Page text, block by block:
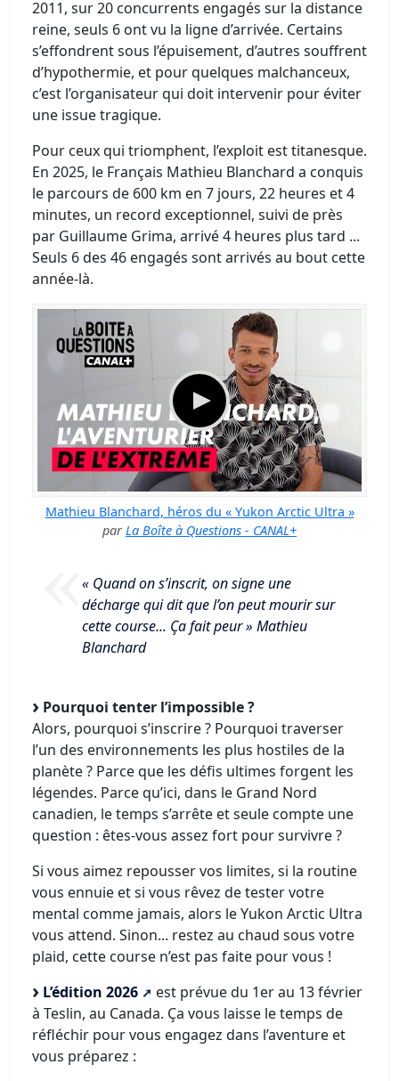
2011, sur 20 concurrents engagés sur la distance
reine, seuls 6 ont vu la ligne d’arrivée. Certains
s’effondrent sous l’épuisement, d’autres souffrent
d’hypothermie, et pour quelques malchanceux,
c’est l’organisateur qui doit intervenir pour éviter
une issue tragique.
Pour ceux qui triomphent, l’exploit est titanesque.
En 2025, le Français Mathieu Blanchard a conquis
le parcours de 600 km en 7 jours, 22 heures et 4
minutes, un record exceptionnel, suivi de près
par Guillaume Grima, arrivé 4 heures plus tard ...
Seuls 6 des 46 engagés sont arrivés au bout cette
année-là.
Mathieu Blanchard, héros du « Yukon Arctic Ultra »
par La Boîte à Questions - CANAL+
« Quand on s’inscrit, on signe une
décharge qui dit que l’on peut mourir sur
cette course... Ça fait peur » Mathieu
Blanchard
Pourquoi tenter l’impossible ?
Alors, pourquoi s’inscrire ? Pourquoi traverser
l’un des environnements les plus hostiles de la
planète ? Parce que les défis ultimes forgent les
légendes. Parce qu’ici, dans le Grand Nord
canadien, le temps s’arrête et seule compte une
question : êtes-vous assez fort pour survivre ?
Si vous aimez repousser vos limites, si la routine
vous ennuie et si vous rêvez de tester votre
mental comme jamais, alors le Yukon Arctic Ultra
vous attend. Sinon... restez au chaud sous votre
plaid, cette course n’est pas faite pour vous !
L’édition 2026
est prévue du 1er au 13 février
à Teslin, au Canada. Ça vous laisse le temps de
réfléchir pour vous engagez dans l’aventure et
vous préparez :